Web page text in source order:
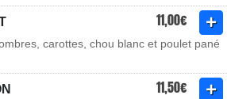
11,00€
carottes, chou blanc et poulet pané
11,50€